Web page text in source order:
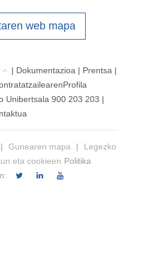
web mapa
| Dokumentazioa| Prentsa|
Profila
Unibertsala 900 203 203 |
Gunearen mapa |
Legezko
eta cookieen Politika